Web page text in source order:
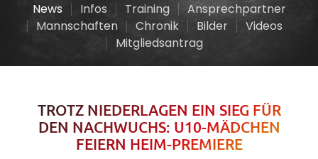
News Infos Training
Ansprechpartner
Mannschaften
Chronik Bilder
Videos
Mitgliedsantrag
TROTZ NIEDERLAGEN EIN SIEG FÜR
DEN NACHWUCHS: U10-MÄDCHEN
FEIERN HEIM-PREMIERE